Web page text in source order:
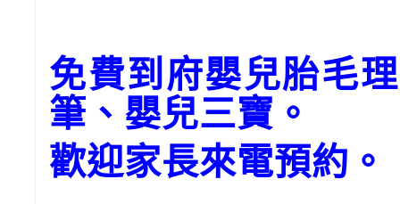
免費到府嬰兒胎毛
筆、嬰兒三寶。
歡迎家長來電預約。